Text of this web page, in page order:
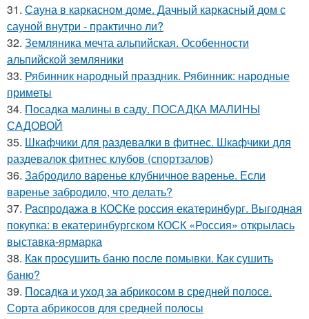
31. Сауна в каркасном доме. Дачный каркасный дом с
сауной внутри - практично ли?
32. Земляника мечта альпийская. Особенности
альпийской земляники
33. Рябинник народный праздник. Рябинник: народные
приметы
34. Посадка малины в саду. ПОСАДКА МАЛИНЫ
САДОВОЙ
35. Шкафчики для раздевалки в фитнес. Шкафчики для
раздевалок фитнес клубов (спортзалов)
36. Забродило варенье клубничное варенье. Если
варенье забродило, что делать?
37. Распродажа в КОСКе россия екатеринбург. Выгодная
покупка: в екатеринбургском КОСК «Россия» открылась
выставка-ярмарка
38. Как просушить баню после помывки. Как сушить
баню?
39. Посадка и уход за абрикосом в средней полосе.
Сорта абрикосов для средней полосы